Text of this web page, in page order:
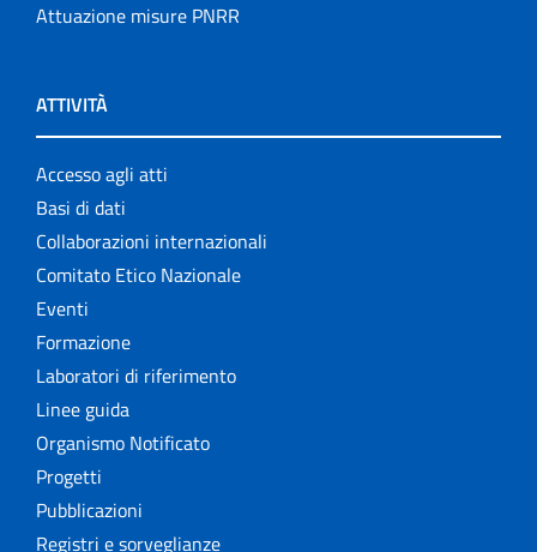
Attuazione misure PNRR
ATTIVITÀ
Accesso agli atti
Basi di dati
Collaborazioni internazionali
Comitato Etico Nazionale
Eventi
Formazione
Laboratori di riferimento
Linee guida
Organismo Notificato
Progetti
Pubblicazioni
Registri e sorveglianze